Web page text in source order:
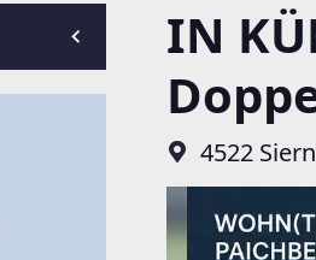
IN
4522